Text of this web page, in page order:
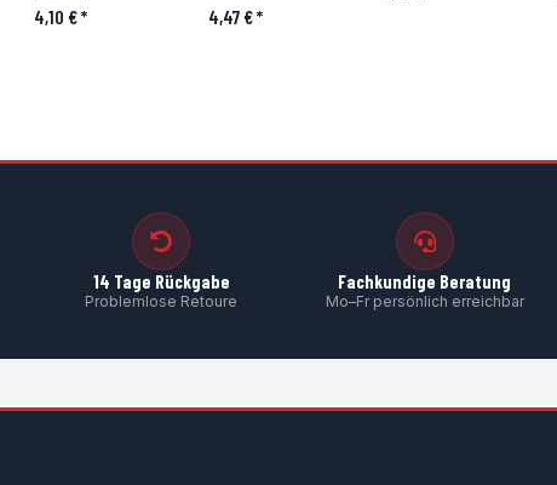
4,10 €*
Innenvielzahnkopf
4,47 €*
14 Tage Rückgabe
Problemlose Retoure
Fachkundige Beratung
Mo–Fr persönlich erreichbar